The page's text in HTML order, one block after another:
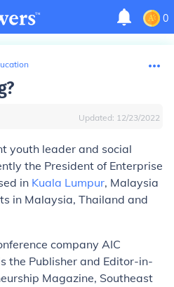
0
Updated: 12/23/2022
youth leader and social
the President of Enterprise
in Kuala Lumpur, Malaysia
in Malaysia, Thailand and
company AIC
the Publisher and Editor-in-
Magazine, Southeast